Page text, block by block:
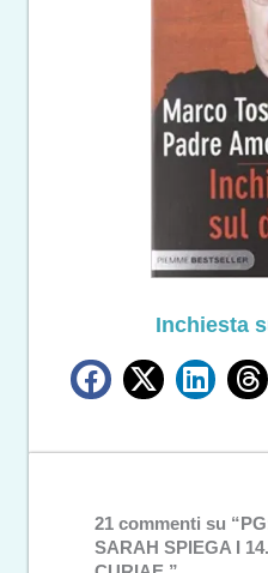
Inchiesta
21 commenti su
SARAH SPIEGA I